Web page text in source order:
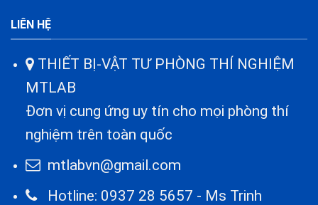
LIÊN HỆ
THIẾT BỊ-VẬT TƯ PHÒNG THÍ NGHIỆM
MTLAB
Đơn vị cung ứng uy tín cho mọi phòng thí
nghiệm trên toàn quốc
mtlabvn@gmail.com
Hotline: 0937 28 5657 - Ms Trinh